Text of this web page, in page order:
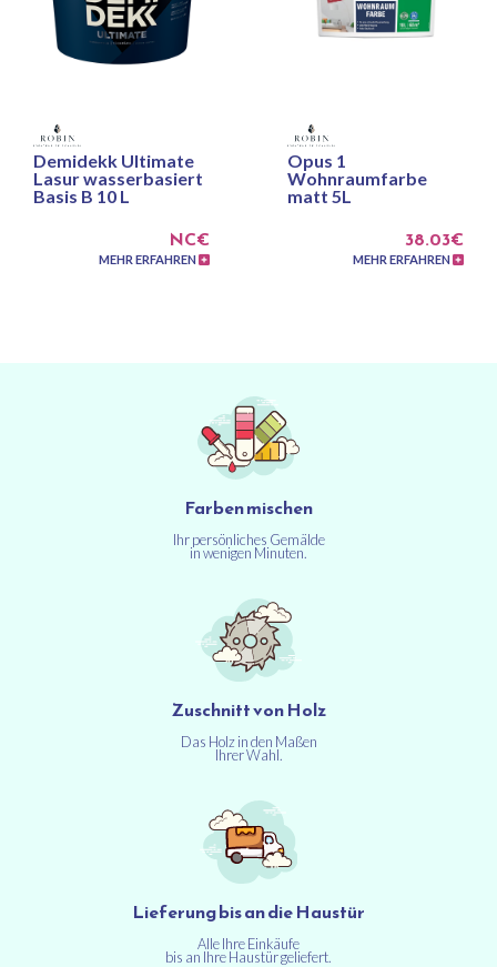
Demidekk Ultimate
Lasur wasserbasiert
Basis B 10 L
NC€
MEHR ERFAHREN
Opus 1
Wohnraumfarbe
matt 5L
38.03€
MEHR ERFAHREN
Farben mischen
Ihr persönliches Gemälde
in wenigen Minuten.
Zuschnitt von Holz
Das Holz in den Maßen
Ihrer Wahl.
Lieferung bis an die Haustür
Alle Ihre Einkäufe
bis an Ihre Haustür geliefert.